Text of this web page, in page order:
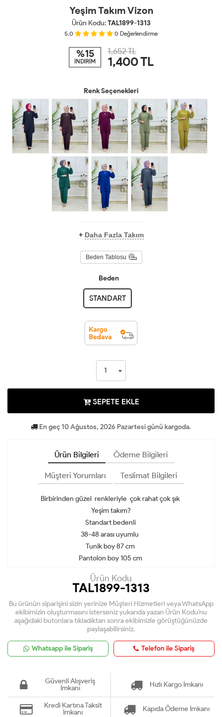
Yeşim Takım Vizon
Ürün Kodu:TAL1899-1313
5.0 0 Değerlendirme
%15
İNDİRİM
1,652 TL
1,400TL
Renk Seçenekleri
+ Daha Fazla Takım
Beden Tablosu
Beden
STANDART
SEPETE EKLE
En geç 10 Ağustos, 2026 Pazartesi günü kargoda.
Ürün Bilgileri Ödeme Bilgileri
Müşteri Yorumları Teslimat Bilgileri
Birbirinden güzel renkleriyle çok rahat çok şık
Yeşim takım?
Standart bedenli
38-48 arası uyumlu
Tunik boy 87 cm
Pantolon boy 105 cm
Ürün Kodu
TAL1899-1313
Bu ürünün siparişini sizin yerinize Müşteri Hizmetleri veya WhatsApp
ekibimizin oluşturmasını isterseniz yukarıda yazan Ürün Kodu'nu
aşağıdaki butonlara tıkladıktan sonra ekibimizle görüştüğünüzde
paylaşabilirsiniz.
Whatsapp ile Sipariş Telefon ile Sipariş
Güvenli Alışveriş
İmkanı
Hızlı Kargo İmkanı
Kredi Kartına Taksit
İmkanı
Kapıda Ödeme İmkanı